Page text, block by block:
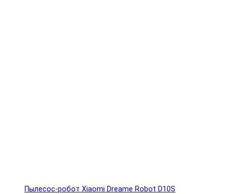
Пылесос-робот Xiaomi Dreame Robot D10S